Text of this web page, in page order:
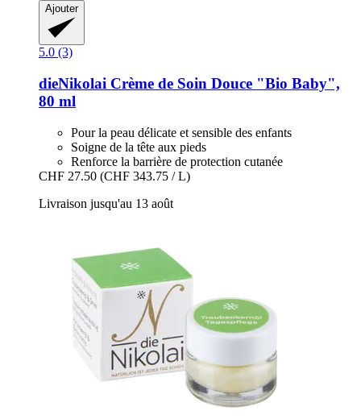
Ajouter
5.0 (3)
dieNikolai Crème de Soin Douce "Bio Baby",
80 ml
Pour la peau délicate et sensible des enfants
Soigne de la tête aux pieds
Renforce la barrière de protection cutanée
CHF 27.50 (CHF 343.75 / L)
Livraison jusqu'au 13 août